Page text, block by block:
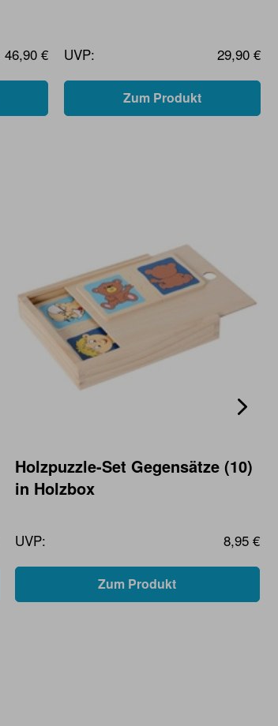
46,90 € UVP: 29,90 €
Zum Produkt
Holzpuzzle-Set Gegensätze (10)
in Holzbox
UVP: 8,95 €
Zum Produkt